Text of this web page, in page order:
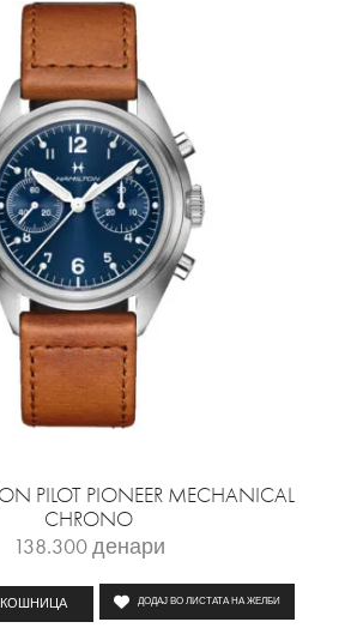
PILOT PIONEER MECHANICAL
CHRONO
138.300денари
ДОДАЈ ВО ЛИСТАТА НА ЖЕЛБИ